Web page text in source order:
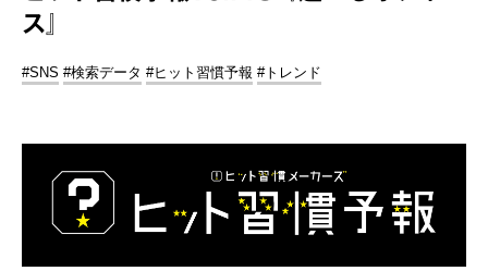
ス』
#SNS #検索データ #ヒット習慣予報 #トレンド